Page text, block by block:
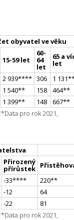
obyvatel ve věku
15-59 let
60-
64
let
65 a
let
2 939**** 306 1 131
1 540** 158 464**
1 399** 148 667**
Data pro rok 2021,
Přirozený
přírůstek
-33**** 220**
-12
64
-22
81
Data pro rok 2021,